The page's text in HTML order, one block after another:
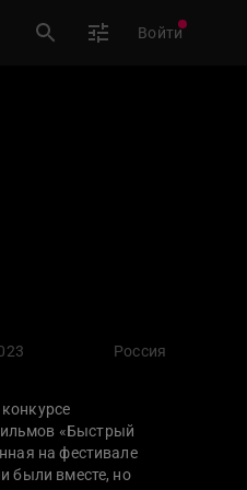
Войти
Россия
«Быстрый
на фестивале
были вместе, но